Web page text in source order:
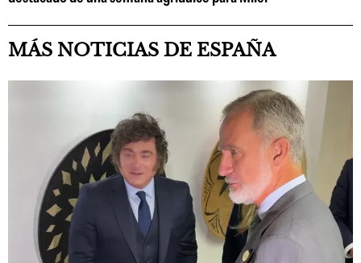
MÁS NOTICIAS DE ESPAÑA